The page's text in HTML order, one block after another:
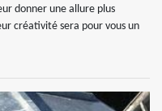
donner une allure plus
créativité sera pour vous un